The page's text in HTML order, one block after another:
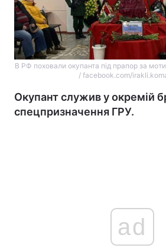
В РФ поховали окупанта під прапор за
/ facebook.com/
Окупант служив у окремій
спецпризначення ГРУ.
ad